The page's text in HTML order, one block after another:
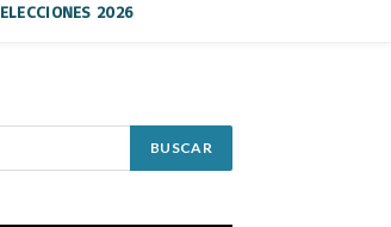
ELECCIONES 2026